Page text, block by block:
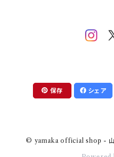
ちびまる子ちゃんandクレヨンし
THE BEATLES(ザ・ビートルズ)
【山加商店×yaeko】migratory
HAPPY DINING(ハッピーダイ
保存 シェア
© yamaka official shop - 山